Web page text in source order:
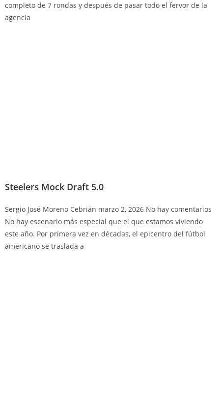
completo de 7 rondas y después de pasar todo el fervor de la
agencia
Steelers Mock Draft 5.0
Sergio José Moreno Cebrián marzo 2, 2026 No hay comentarios
No hay escenario más especial que el que estamos viviendo
este año. Por primera vez en décadas, el epicentro del fútbol
americano se traslada a